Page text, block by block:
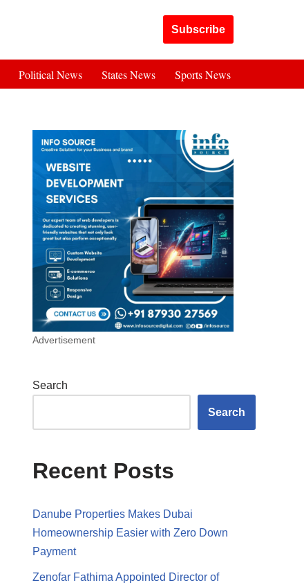
Subscribe
Political News States News Sports News
Advertisement
Search
Search
Recent Posts
Danube Properties Makes Dubai
Homeownership Easier with Zero Down
Payment
Zenofar Fathima Appointed Director of